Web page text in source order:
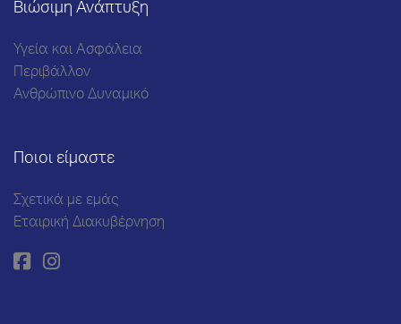
Βιώσιμη Ανάπτυξη
Υγεία και Ασφάλεια
Περιβάλλον
Ανθρώπινο Δυναμικό
Ποιοι είμαστε
Σχετικά με εμάς
Εταιρική Διακυβέρνηση